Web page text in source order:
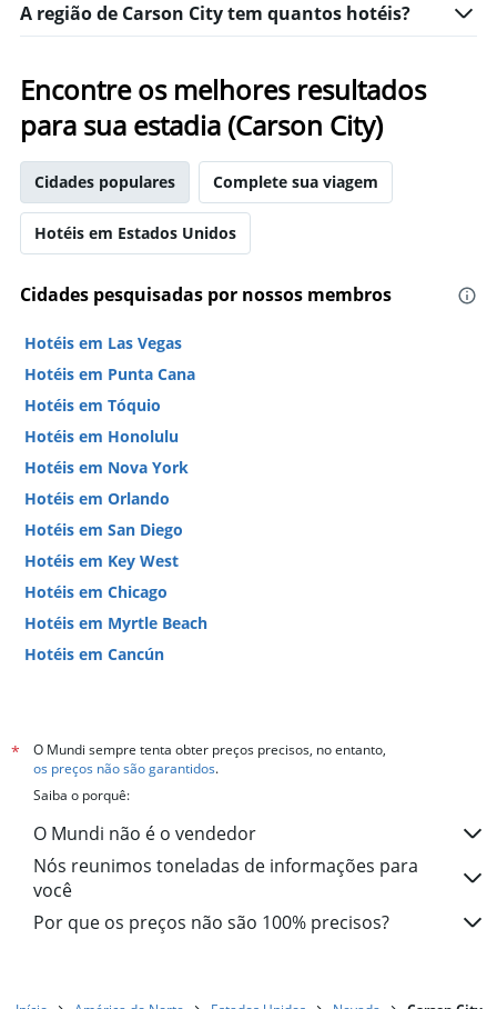
A região de Carson City tem quantos hotéis?
Encontre os melhores resultados
para sua estadia (Carson City)
Cidades populares Complete sua viagem
Hotéis em Estados Unidos
Cidades pesquisadas por nossos membros
Hotéis em Las Vegas
Hotéis em Punta Cana
Hotéis em Tóquio
Hotéis em Honolulu
Hotéis em Nova York
Hotéis em Orlando
Hotéis em San Diego
Hotéis em Key West
Hotéis em Chicago
Hotéis em Myrtle Beach
Hotéis em Cancún
*
O Mundi sempre tenta obter preços precisos, no entanto,
os preços não são garantidos.
Saiba o porquê:
O Mundi não é o vendedor
Nós reunimos toneladas de informações para
você
Por que os preços não são 100% precisos?